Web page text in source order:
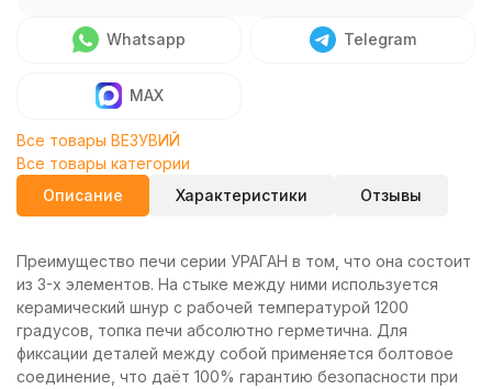
Whatsapp Telegram
MAX
Все товары ВЕЗУВИЙ
Все товары категории
Описание
Характеристики Отзывы
Преимущество печи серии УРАГАН в том, что она состоит
из 3-х элементов. На стыке между ними используется
керамический шнур с рабочей температурой 1200
градусов, топка печи абсолютно герметична. Для
фиксации деталей между собой применяется болтовое
соединение, что даёт 100% гарантию безопасности при